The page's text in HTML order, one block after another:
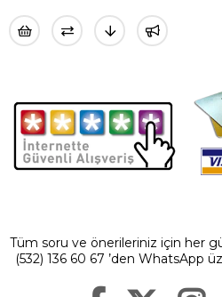
Tüm soru ve önerileriniz için her
(532) 136 60 67 ’den WhatsApp